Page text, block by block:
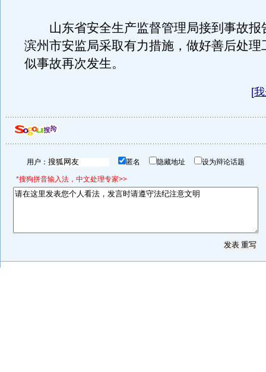
山东省安全生产监督管理局接到事故报
滨州市安监局采取有力措施，做好善后处理
似事故再次发生。
[
用户： 匿名 隐藏地址 设为辩论话题
*搜狗拼音输入法，中文处理专家>>